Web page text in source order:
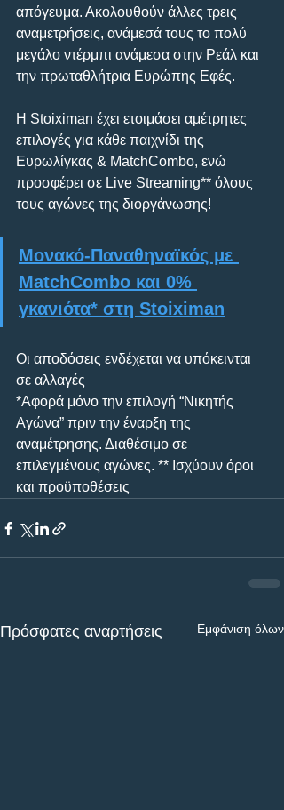
απόγευμα. Ακολουθούν άλλες τρεις
αναμετρήσεις, ανάμεσά τους το πολύ
μεγάλο ντέρμπι ανάμεσα στην Ρεάλ και
την πρωταθλήτρια Ευρώπης Εφές.
H Stoiximan έχει ετοιμάσει αμέτρητες
επιλογές για κάθε παιχνίδι της
Ευρωλίγκας & ΜatchCombo, ενώ
προσφέρει σε Live Streaming** όλους
τους αγώνες της διοργάνωσης!
Μονακό-Παναθηναϊκός με
MatchCombo και 0%
γκανιότα* στη Stoiximan
Οι αποδόσεις ενδέχεται να υπόκεινται
σε αλλαγές
*Αφορά μόνο την επιλογή “Νικητής
Αγώνα” πριν την έναρξη της
αναμέτρησης. Διαθέσιμο σε
επιλεγμένους αγώνες. ** Ισχύουν όροι
και προϋποθέσεις
Πρόσφατες αναρτήσεις Εμφάνιση όλων